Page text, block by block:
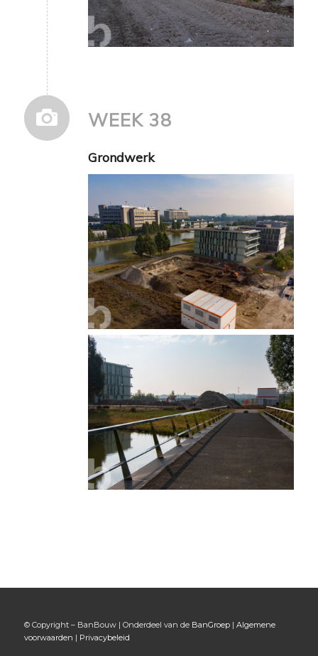
WEEK 38
Grondwerk
© Copyright – BanBouw | Onderdeel van de BanGroep| Algemene
voorwaarden | Privacybeleid